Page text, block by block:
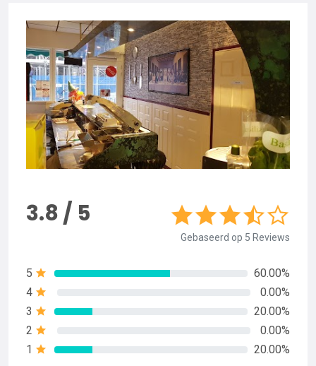
3.8 / 5
Gebaseerd op 5 Reviews
5
60.00%
4
0.00%
3
20.00%
2
0.00%
1
20.00%